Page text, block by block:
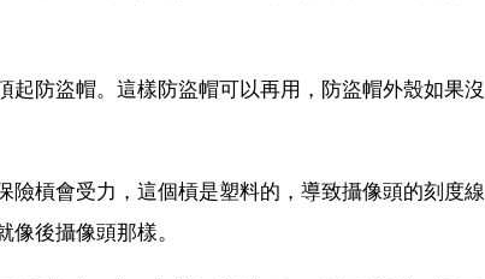
防盜帽。這樣防盜帽可以再用，防盜帽外殼如果沒
槓會受力，這個槓是塑料的，導致攝像頭的刻度線
後攝像頭那樣。